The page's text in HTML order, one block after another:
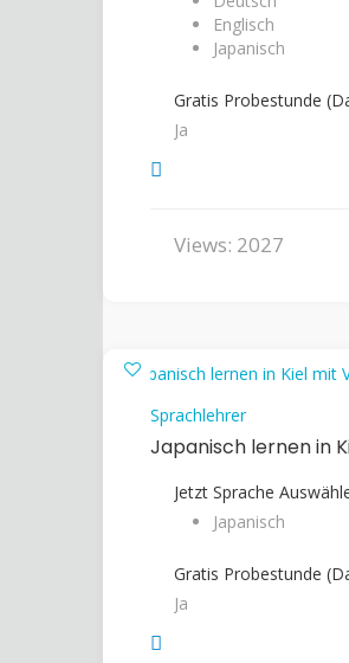
Englisch
Japanisch
Gratis Probestunde
Ja
Views: 2027
Sprachlehrer
Japanisch lernen in
Jetzt Sprache
Japanisch
Gratis Probestunde
Ja